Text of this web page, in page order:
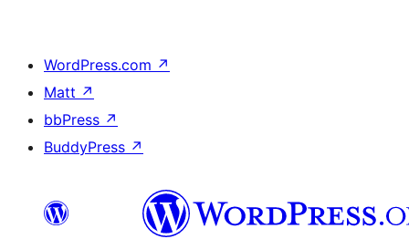
WordPress.com ↗
Matt ↗
bbPress ↗
BuddyPress ↗